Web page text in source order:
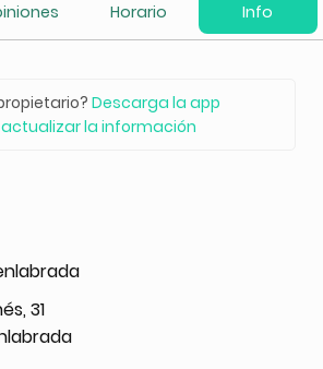
Horario Info
Descarga la app
la información
31